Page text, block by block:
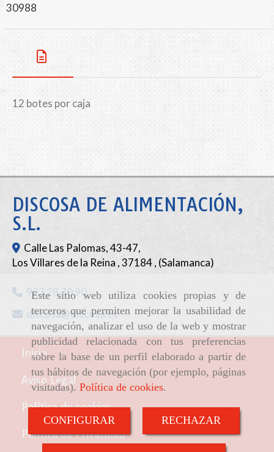
Este sitio web utiliza cookies propias y de
terceros que permiten mejorar la usabilidad de
navegación, analizar el uso de la web y mostrar
publicidad relacionada con tus preferencias
sobre la base de un perfil elaborado a partir de
tus hábitos de navegación (por ejemplo, páginas
visitadas). Política de cookies.
CONFIGURAR RECHAZAR
30988
12 botes por caja
DISCOSA DE ALIMENTACIÓN,
S.L.
Calle Las Palomas, 43-47,
Los Villares de la Reina ,37184, (Salamanca)
923 28 70 90
discosa
discosa.es
Inicio
Aviso Legal
Política de cookies
Política de Privacidad